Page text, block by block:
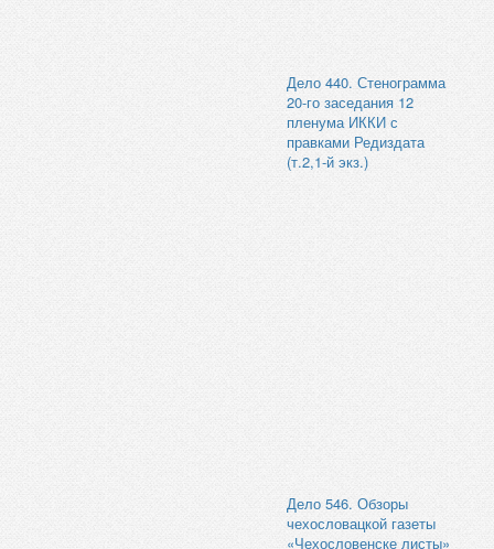
Дело 440. Стенограмма
20-го заседания 12
пленума ИККИ с
правками Редиздата
(т.2,1-й экз.)
Дело 546. Обзоры
чехословацкой газеты
«Чехословенске листы»